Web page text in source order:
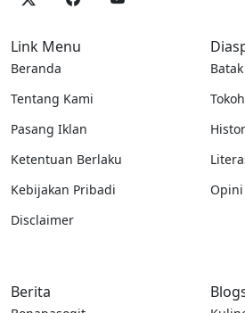
Link Menu
Beranda
Tentang Kami
Pasang Iklan
Ketentuan Berlaku
Kebijakan Pribadi
Disclaimer
Batak
Tokoh
Opini
Berita